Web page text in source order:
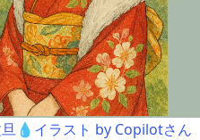
💧イラスト by Copilotさん